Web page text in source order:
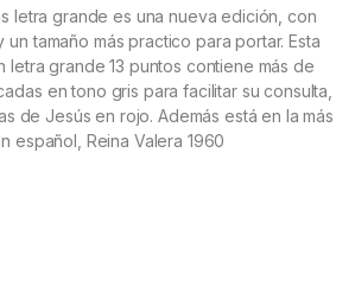
letra grande es una nueva edición, con
tamaño más practico para portar. Esta
letra grande 13 puntos contiene más de
en tono gris para facilitar su consulta,
de Jesús en rojo. Además está en la más
español, Reina Valera 1960